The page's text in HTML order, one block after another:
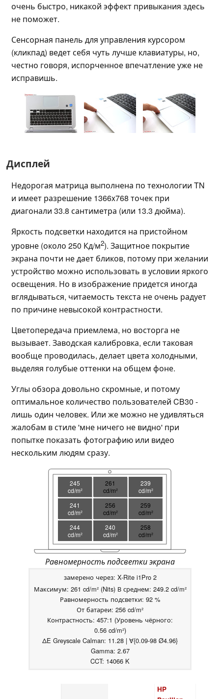
очень быстро, никакой эффект привыкания здесь
не поможет.
Сенсорная панель для управления курсором
(кликпад) ведет себя чуть лучше клавиатуры, но,
честно говоря, испорченное впечатление уже не
исправишь.
Дисплей
Недорогая матрица выполнена по технологии TN
и имеет разрешение 1366x768 точек при
диагонали 33.8 сантиметра (или 13.3 дюйма).
Яркость подсветки находится на пристойном
уровне (около 250 Кд/м2). Защитное покрытие
экрана почти не дает бликов, потому при желании
устройство можно использовать в условии яркого
освещения. Но в изображение придется иногда
вглядываться, читаемость текста не очень радует
по причине невысокой контрастности.
Цветопередача приемлема, но восторга не
вызывает. Заводская калибровка, если таковая
вообще проводилась, делает цвета холодными,
выделяя голубые оттенки на общем фоне.
Углы обзора довольно скромные, и потому
оптимальное количество пользователей CB30 -
лишь один человек. Или же можно не удивляться
жалобам в стиле 'мне ничего не видно' при
попытке показать фотографию или видео
нескольким людям сразу.
245
cd/m²
261
cd/m²
239
cd/m²
241
cd/m²
256
cd/m²
259
cd/m²
244
cd/m²
240
cd/m²
258
cd/m²
Равномерность подсветки экрана
замерено через: X-Rite i1Pro 2
Максимум: 261 cd/m² (Nits) В среднем: 249.2 cd/m²
Равномерность подсветки: 92 %
От батареи: 256 cd/m²
Контрастность: 457:1 (Уровень чёрного:
0.56 cd/m²)
ΔE Greyscale Calman: 11.28 | ∀{0.09-98 Ø4.96}
Gamma: 2.67
CCT: 14066 K
HP